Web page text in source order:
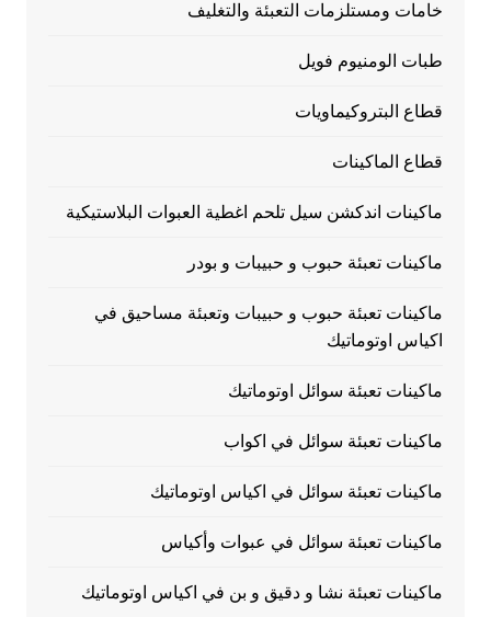
خامات ومستلزمات التعبئة والتغليف
طبات الومنيوم فويل
قطاع البتروكيماويات
قطاع الماكينات
ماكينات اندكشن سيل تلحم اغطية العبوات البلاستيكية
ماكينات تعبئة حبوب و حبيبات و بودر
ماكينات تعبئة حبوب و حبيبات وتعبئة مساحيق في
اكياس اوتوماتيك
ماكينات تعبئة سوائل اوتوماتيك
ماكينات تعبئة سوائل في اكواب
ماكينات تعبئة سوائل في اكياس اوتوماتيك
ماكينات تعبئة سوائل في عبوات وأكياس
ماكينات تعبئة نشا و دقيق و بن في اكياس اوتوماتيك